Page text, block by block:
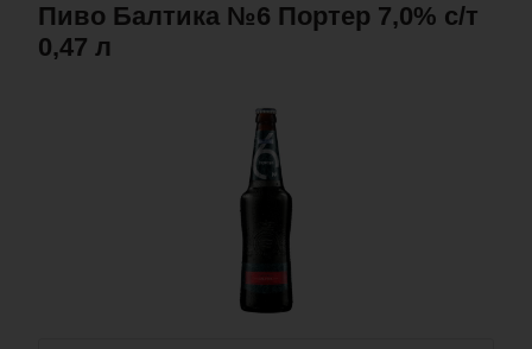
Пиво Балтика №6 Портер 7,0% с/т
0,47 л